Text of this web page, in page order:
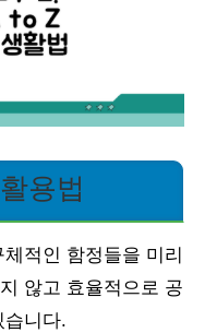
용법
적인 함정들을 미리
않고 효율적으로 공
습니다.